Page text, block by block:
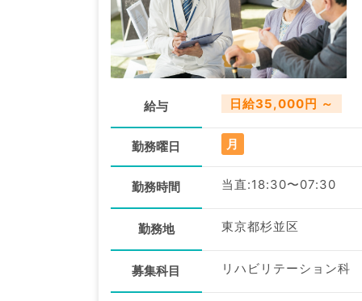
給与 日給35,000円 ～
勤務曜日 月
勤務時間 当直:18:30〜07:30
勤務地 東京都杉並区
募集科目 リハビリテーション科